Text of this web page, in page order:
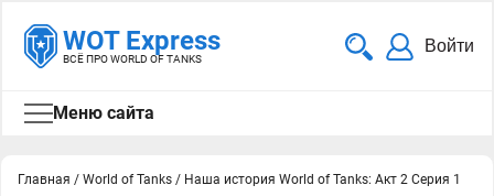
WOT Express
ВСЁ ПРО WORLD OF TANKS
Войти
Меню сайта
Главная / World of Tanks / Наша история World of Tanks: Акт 2 Серия 1